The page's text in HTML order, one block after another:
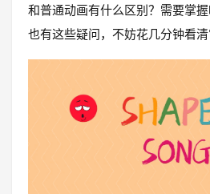
和普通动画有什么区别？需要掌
也有这些疑问，不妨花几分钟看清